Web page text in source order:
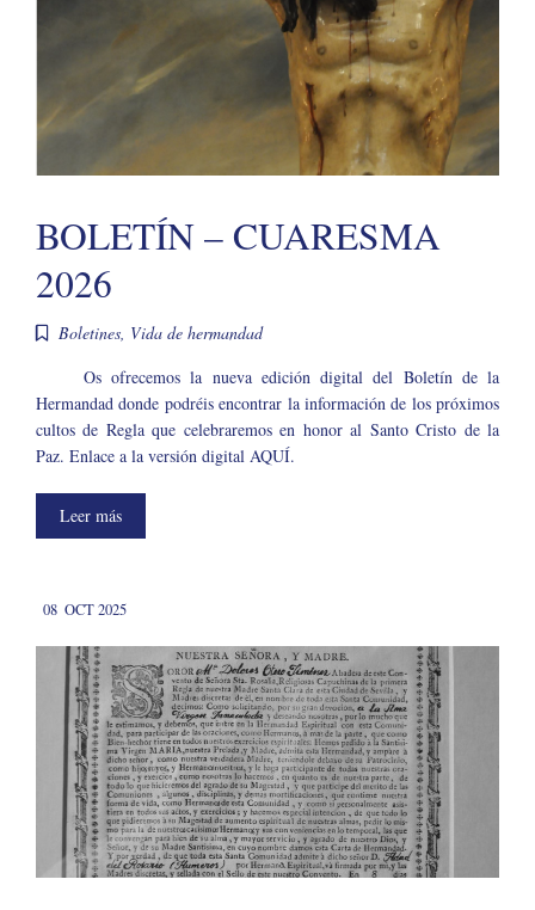
BOLETÍN – CUARESMA
2026
Boletines, Vida de hermandad
Os ofrecemos la nueva edición digital del Boletín de la
Hermandad donde podréis encontrar la información de los próximos
cultos de Regla que celebraremos en honor al Santo Cristo de la
Paz. Enlace a la versión digital AQUÍ.
Leer más
08 OCT 2025